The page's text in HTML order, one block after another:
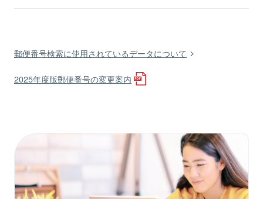
郵便番号検索に使用されているデータについて
2025年度版郵便番号の変更案内